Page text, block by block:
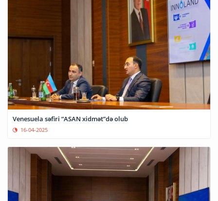
Venesuela səfiri “ASAN xidmət”də olub
16-04-2025